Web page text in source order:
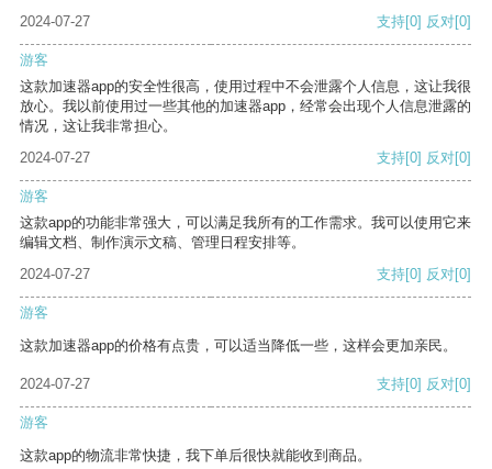
2024-07-27
支持[0] 反对[0]
游客
这款加速器app的安全性很高，使用过程中不会泄露个人信息，这让我很
放心。我以前使用过一些其他的加速器app，经常会出现个人信息泄露的
情况，这让我非常担心。
2024-07-27
支持[0] 反对[0]
游客
这款app的功能非常强大，可以满足我所有的工作需求。我可以使用它来
编辑文档、制作演示文稿、管理日程安排等。
2024-07-27
支持[0] 反对[0]
游客
这款加速器app的价格有点贵，可以适当降低一些，这样会更加亲民。
2024-07-27 支持[0] 反对[0]
游客
这款app的物流非常快捷，我下单后很快就能收到商品。